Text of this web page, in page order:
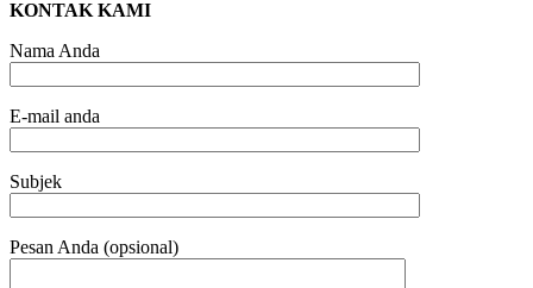
KONTAK KAMI
Nama Anda
E-mail anda
Subjek
Pesan Anda (opsional)